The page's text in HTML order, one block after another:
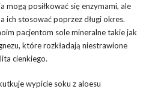
mogą posiłkować się enzymami, ale
ich stosować poprzez długi okres.
pacjentom sole mineralne takie jak
które rozkładają niestrawione
cienkiego.
wypicie soku z aloesu